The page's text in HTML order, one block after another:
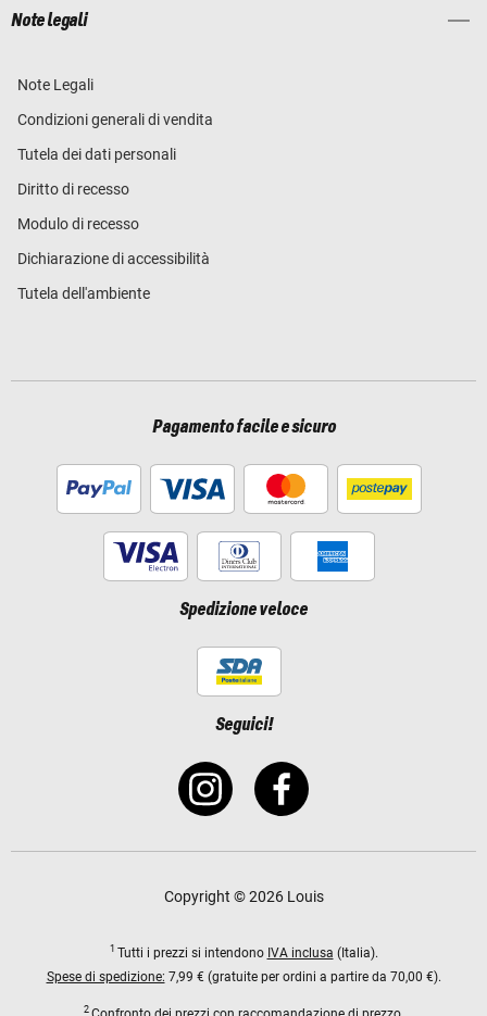
Note legali
Note Legali
Condizioni generali di vendita
Tutela dei dati personali
Diritto di recesso
Modulo di recesso
Dichiarazione di accessibilità
Tutela dell'ambiente
Pagamento facile e sicuro
Spedizione veloce
Seguici!
Copyright © 2026 Louis
1 Tutti i prezzi si intendono IVA inclusa (Italia).
Spese di spedizione: 7,99 € (gratuite per ordini a partire da 70,00 €).
2